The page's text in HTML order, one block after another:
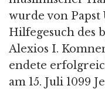
wurde von
Hilfegesuch des
Alexios I.
endete
am 15. Juli 1099